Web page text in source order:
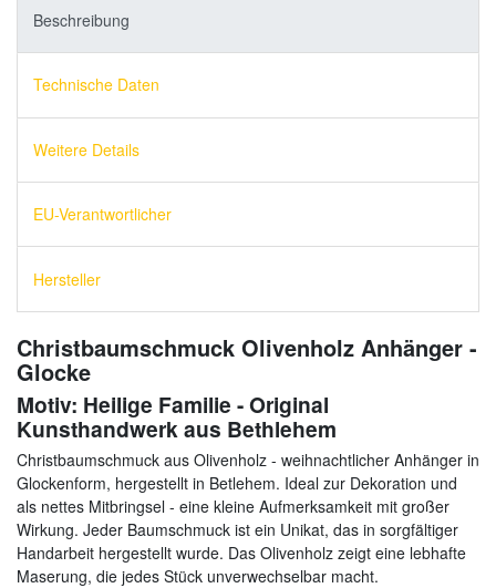
Beschreibung
Technische Daten
Weitere Details
EU-Verantwortlicher
Hersteller
Christbaumschmuck Olivenholz Anhänger -
Glocke
Motiv: Heilige Familie - Original
Kunsthandwerk aus Bethlehem
Christbaumschmuck aus Olivenholz - weihnachtlicher Anhänger in
Glockenform, hergestellt in Betlehem. Ideal zur Dekoration und
als nettes Mitbringsel - eine kleine Aufmerksamkeit mit großer
Wirkung. Jeder Baumschmuck ist ein Unikat, das in sorgfältiger
Handarbeit hergestellt wurde. Das Olivenholz zeigt eine lebhafte
Maserung, die jedes Stück unverwechselbar macht.